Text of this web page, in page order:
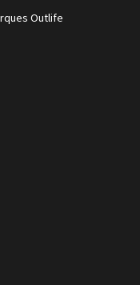
Outlife